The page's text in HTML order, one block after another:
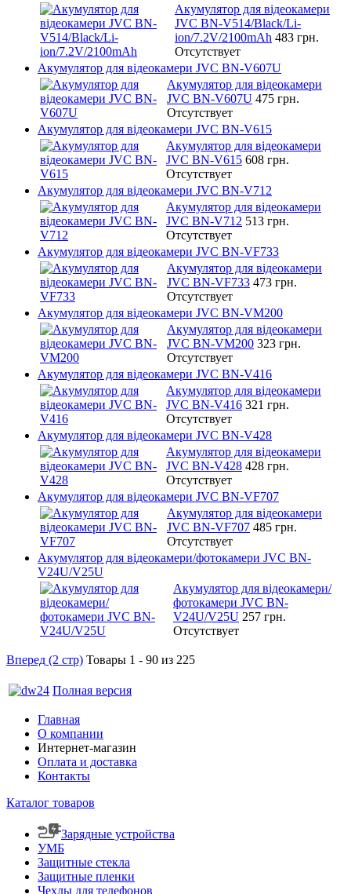
Акумулятор для відеокамери
JVC BN-V514/Black/Li-
ion/7.2V/2100mAh 483 грн.
Отсутствует
Акумулятор для відеокамери JVC BN-V607U
Акумулятор для відеокамери
JVC BN-V607U 475 грн.
Отсутствует
Акумулятор для відеокамери JVC BN-V615
Акумулятор для відеокамери
JVC BN-V615 608 грн.
Отсутствует
Акумулятор для відеокамери JVC BN-V712
Акумулятор для відеокамери
JVC BN-V712 513 грн.
Отсутствует
Акумулятор для відеокамери JVC BN-VF733
Акумулятор для відеокамери
JVC BN-VF733 473 грн.
Отсутствует
Акумулятор для відеокамери JVC BN-VM200
Акумулятор для відеокамери
JVC BN-VM200 323 грн.
Отсутствует
Акумулятор для відеокамери JVC BN-V416
Акумулятор для відеокамери
JVC BN-V416 321 грн.
Отсутствует
Акумулятор для відеокамери JVC BN-V428
Акумулятор для відеокамери
JVC BN-V428 428 грн.
Отсутствует
Акумулятор для відеокамери JVC BN-VF707
Акумулятор для відеокамери
JVC BN-VF707 485 грн.
Отсутствует
Акумулятор для відеокамери/фотокамери JVC BN-
V24U/V25U
Акумулятор для відеокамери/
фотокамери JVC BN-
V24U/V25U 257 грн.
Отсутствует
Вперед (2 стр) Товары 1 - 90 из 225
Полная версия
Главная
О компании
Интернет-магазин
Оплата и доставка
Контакты
Каталог товаров
Зарядные устройства
УМБ
Защитные стекла
Защитные пленки
Чехлы для телефонов